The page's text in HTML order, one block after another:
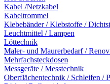
Kabel /Netzkabel
Kabeltrommel
Klebebänder / Klebstoffe /
Leuchtmittel / Lampen
Löttechnik
Maler- und Maurerbedarf /
Mehrfachsteckdosen
Messgeräte / Messtechnik
Oberflächentechnik / Schleifen /